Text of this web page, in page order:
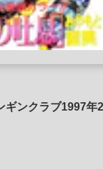
ギンクラブ1997年